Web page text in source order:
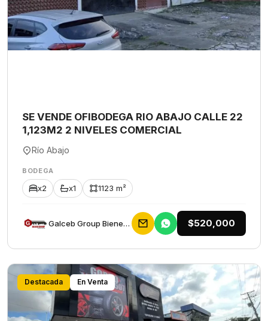
SE VENDE OFIBODEGA RIO ABAJO CALLE 22
1,123M2 2 NIVELES COMERCIAL
Río Abajo
BODEGA
x2 x1 1123 m²
Galceb Group Bienes Raices $520,000
Destacada En Venta